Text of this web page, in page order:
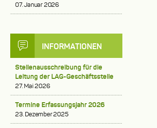
07. Januar 2026
INFORMATIONEN
Stellenausschreibung für die
Leitung der LAG-Geschäftsstelle
27. Mai 2026
Termine Erfassungsjahr 2026
23. Dezember 2025